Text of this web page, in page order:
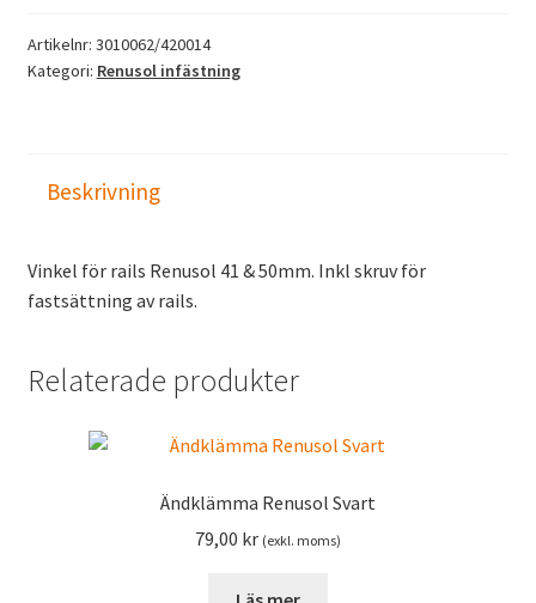
mängd
Artikelnr: 3010062/420014
Kategori: Renusol infästning
Beskrivning
Vinkel för rails Renusol 41 & 50mm. Inkl skruv för
fastsättning av rails.
Relaterade produkter
Ändklämma Renusol Svart
79,00 kr (exkl. moms)